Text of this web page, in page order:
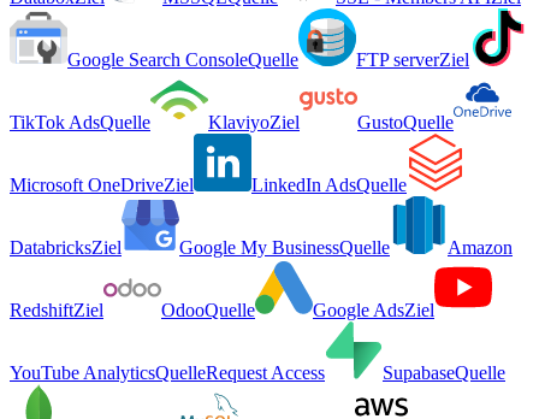
Google Search ConsoleQuelle FTP serverZiel
TikTok AdsQuelle KlaviyoZiel GustoQuelle
Microsoft OneDriveZiel LinkedIn AdsQuelle
DatabricksZiel Google My BusinessQuelle Amazon
RedshiftZiel OdooQuelle Google AdsZiel
YouTube AnalyticsQuelleRequest Access SupabaseQuelle